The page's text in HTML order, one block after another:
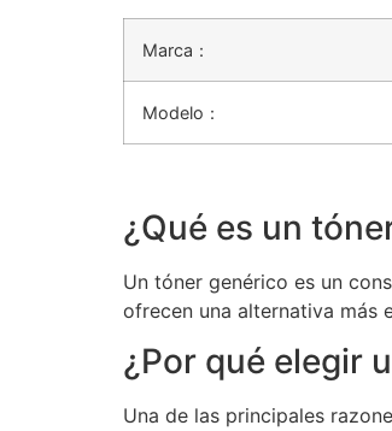
Marca：
Modelo：
¿Qué es un
Un tóner genérico es un
ofrecen una alternativa más
¿Por qué elegir
Una de las principales